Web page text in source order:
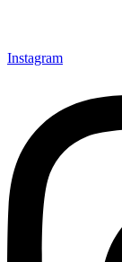
Instagram